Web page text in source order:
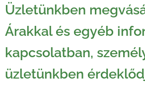
Üzletünkben
Árakkal és egyéb
kapcsolatban,
üzletünkben